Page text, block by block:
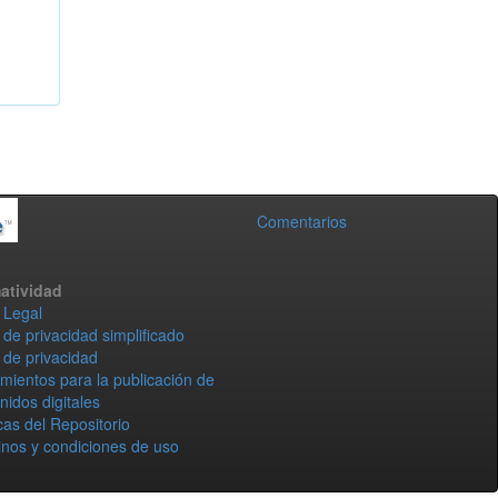
Comentarios
privacidad simplificado
privacidad
para la publicación de
digitales
del Repositorio
y condiciones de uso